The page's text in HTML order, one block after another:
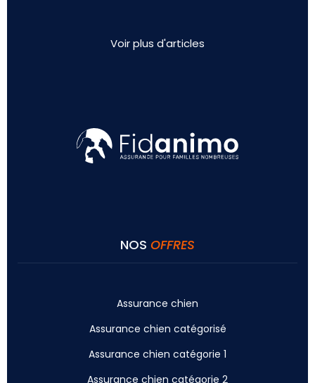
Voir plus d'articles
NOS OFFRES
Assurance chien
Assurance chien catégorisé
Assurance chien catégorie 1
Assurance chien catégorie 2